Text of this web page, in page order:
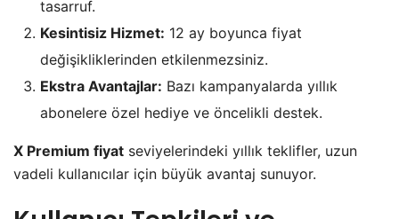
tasarruf.
Kesintisiz Hizmet: 12 ay boyunca fiyat
değişikliklerinden etkilenmezsiniz.
Ekstra Avantajlar: Bazı kampanyalarda yıllık
abonelere özel hediye ve öncelikli destek.
X Premium fiyat seviyelerindeki yıllık teklifler, uzun
vadeli kullanıcılar için büyük avantaj sunuyor.